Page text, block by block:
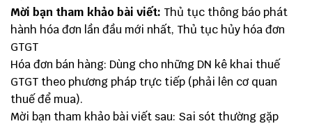
Mời bạn tham khảo bài viết: Thủ tục thông báo phát
hành hóa đơn lần đầu mới nhất, Thủ tục hủy hóa đơn
GTGT
Hóa đơn bán hàng: Dùng cho những DN kê khai thuế
GTGT theo phương pháp trực tiếp (phải lên cơ quan
thuế để mua).
Mời bạn tham khảo bài viết sau: Sai sót thường gặp